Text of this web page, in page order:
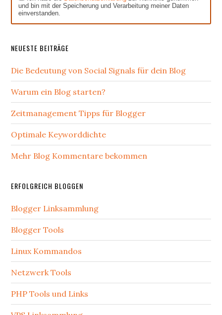
und bin mit der Speicherung und Verarbeitung meiner Daten
einverstanden.
NEUESTE BEITRÄGE
Die Bedeutung von Social Signals für dein Blog
Warum ein Blog starten?
Zeitmanagement Tipps für Blogger
Optimale Keyworddichte
Mehr Blog Kommentare bekommen
ERFOLGREICH BLOGGEN
Blogger Linksammlung
Blogger Tools
Linux Kommandos
Netzwerk Tools
PHP Tools und Links